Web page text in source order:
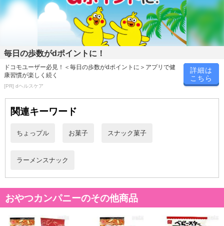
注意事項
お申込みの際は 「商品情報」に記載されている「注意事項」を
必ずご確認ください。
※お申込み後のキャンセルはお受けできません。
にご納得いただきましたうえでお申し込みください。
合がございます。
また、[新たな加工食品の原料原産地表示制度]の経過措置期間の終
了により、商品詳細内に記載の原産国・原材料の表記が旧表記の場
毎日の歩数がdポイントに！
ドコモユーザー必見！＜毎日の歩数がdポイントに＞アプリで健
康習慣が楽しく続く
[PR] dヘルスケア
詳細は
こちら
関連キーワード
ちょっプル お菓子 スナック菓子
ラーメンスナック
おやつカンパニーのその他商品